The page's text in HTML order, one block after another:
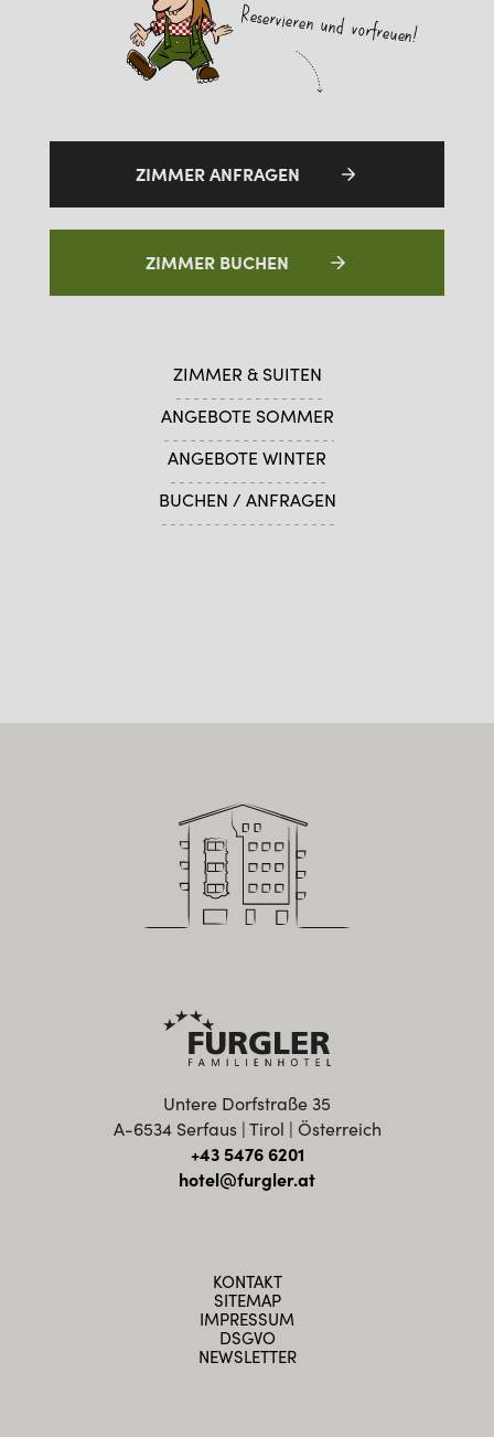
Reservieren und vorfreuen!
ZIMMER ANFRAGEN
ZIMMER BUCHEN
ZIMMER & SUITEN
ANGEBOTE SOMMER
ANGEBOTE WINTER
BUCHEN / ANFRAGEN
KONTAKT
SITEMAP
IMPRESSUM
DSGVO
NEWSLETTER
Untere Dorfstraße 35
A-6534 Serfaus | Tirol | Österreich
+43 5476 6201
hotel@furgler.at